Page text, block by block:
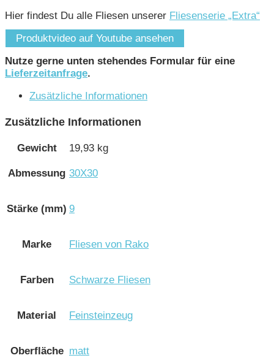
Hier findest Du alle Fliesen unserer Fliesenserie „Extra“
Produktvideo auf Youtube ansehen
Nutze gerne unten stehendes Formular für eine
Lieferzeitanfrage.
Zusätzliche Informationen
Zusätzliche Informationen
Gewicht 19,93 kg
Abmessung 30X30
Stärke (mm) 9
Marke Fliesen von Rako
Farben Schwarze Fliesen
Material Feinsteinzeug
Oberfläche matt